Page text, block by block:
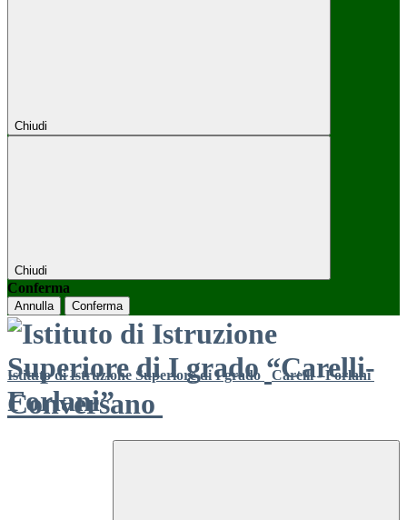
Chiudi
Chiudi
Conferma
Annulla Conferma
Istituto di Istruzione Superiore di I grado Carelli - Forlani
Conversano